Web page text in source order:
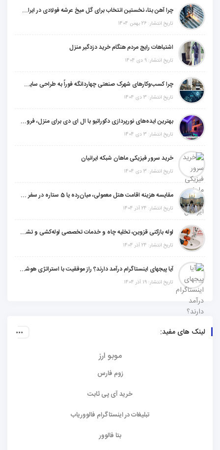
چرا آهن بتا، نخستین انتخاب برای گل میخ عرشه فولادی در ایران است؟
تاریخ انتشار: 26 بهمن 1404
اشتباهات رایج مردم هنگام خرید دزدگیر منزل
تاریخ انتشار: 9 دی 1404
چرا کسب‌وکارهای شهرک صنعتی چهاردانگه فوراً به طراحی سایت نیاز دارند؟
تاریخ انتشار: 3 دی 1404
بهترین ایده‌های نورپردازی دکوراتیو با ال ای دی برای منزل، فروشگاه و دفتر کار
تاریخ انتشار: 3 دی 1404
خرید سرور فیزیکی ماهان شبکه ایرانیان
تاریخ انتشار: 3 دی 1404
مقایسه هزینه اقامت هتل معمولی، میان‌رده یا 5 ستاره در سفر زیارتی عراق
تاریخ انتشار: 24 آذر 1404
لوله بازکنی قزوین، تخلیه چاه و خدمات تخصصی لوله‌کشی و تشخیص ترکیدگی
تاریخ انتشار: 24 آذر 1404
آیا پیجهای اینستاگرام درآمد دارند؟ راز موفقیت با استراتژی هوشمندانه
تاریخ انتشار: 19 آذر 1404
لینک های مفید:
موبو ارز
زوم فارس
خرید آی پی ثابت
تبلیغات در اینستاگرام فالووریاب
بتا فالوور